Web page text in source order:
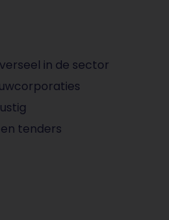
in de sector
tenders